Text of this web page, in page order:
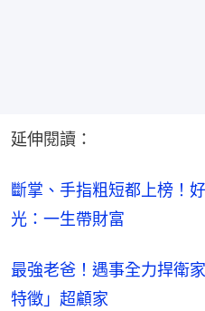
延伸閱讀：
斷掌、手指粗短都上榜！
光：一生帶財富
最強老爸！遇事全力捍衛
特徵」超顧家